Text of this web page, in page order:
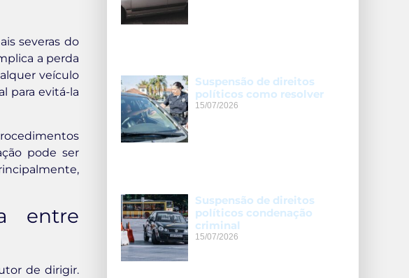
severas do
a perda
veículo
para evitá-la
pode ser
entre
de dirigir.
Suspensão de direitos
políticos como resolver
15/07/2026
Suspensão de direitos
políticos condenação
criminal
15/07/2026